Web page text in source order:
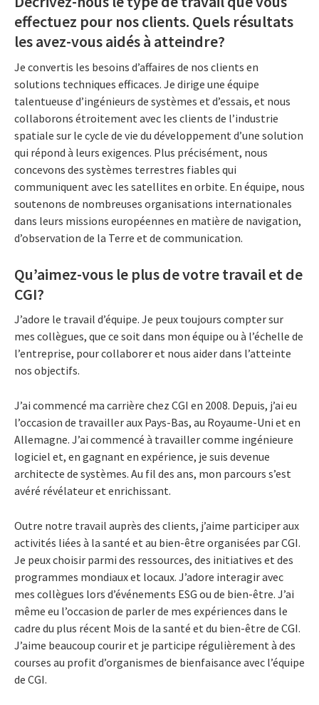
effectuez pour nos clients. Quels résultats
les avez-vous aidés à atteindre?
Je convertis les besoins d’affaires de nos clients en
solutions techniques efficaces. Je dirige une équipe
talentueuse d’ingénieurs de systèmes et d’essais, et nous
collaborons étroitement avec les clients de l’industrie
spatiale sur le cycle de vie du développement d’une solution
qui répond à leurs exigences. Plus précisément, nous
concevons des systèmes terrestres fiables qui
communiquent avec les satellites en orbite. En équipe, nous
soutenons de nombreuses organisations internationales
dans leurs missions européennes en matière de navigation,
d’observation de la Terre et de communication.
Qu’aimez-vous le plus de votre travail et de
CGI?
J’adore le travail d’équipe. Je peux toujours compter sur
mes collègues, que ce soit dans mon équipe ou à l’échelle de
l’entreprise, pour collaborer et nous aider dans l’atteinte
nos objectifs.
J’ai commencé ma carrière chez CGI en 2008. Depuis, j’ai eu
l’occasion de travailler aux Pays-Bas, au Royaume-Uni et en
Allemagne. J’ai commencé à travailler comme ingénieure
logiciel et, en gagnant en expérience, je suis devenue
architecte de systèmes. Au fil des ans, mon parcours s’est
avéré révélateur et enrichissant.
Outre notre travail auprès des clients, j’aime participer aux
activités liées à la santé et au bien-être organisées par CGI.
Je peux choisir parmi des ressources, des initiatives et des
programmes mondiaux et locaux. J’adore interagir avec
mes collègues lors d’événements ESG ou de bien-être. J’ai
même eu l’occasion de parler de mes expériences dans le
cadre du plus récent Mois de la santé et du bien-être de CGI.
J’aime beaucoup courir et je participe régulièrement à des
courses au profit d’organismes de bienfaisance avec l’équipe
de CGI.